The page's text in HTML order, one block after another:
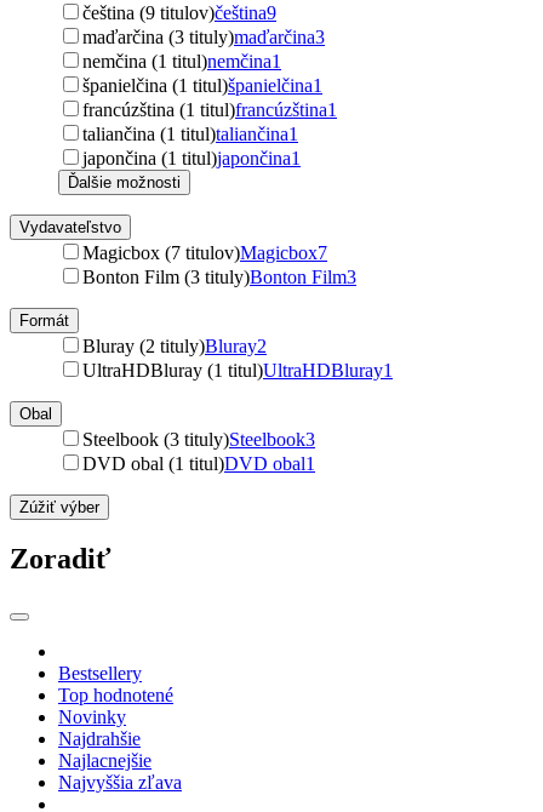
čeština (9 titulov)čeština9
maďarčina (3 tituly)maďarčina3
nemčina (1 titul)nemčina1
španielčina (1 titul)španielčina1
francúzština (1 titul)francúzština1
taliančina (1 titul)taliančina1
japončina (1 titul)japončina1
Ďalšie možnosti
Vydavateľstvo
Magicbox (7 titulov)Magicbox7
Bonton Film (3 tituly)Bonton Film3
Formát
Bluray (2 tituly)Bluray2
UltraHDBluray (1 titul)UltraHDBluray1
Obal
Steelbook (3 tituly)Steelbook3
DVD obal (1 titul)DVD obal1
Zúžiť výber
Zoradiť
Bestsellery
Top hodnotené
Novinky
Najdrahšie
Najlacnejšie
Najvyššia zľava